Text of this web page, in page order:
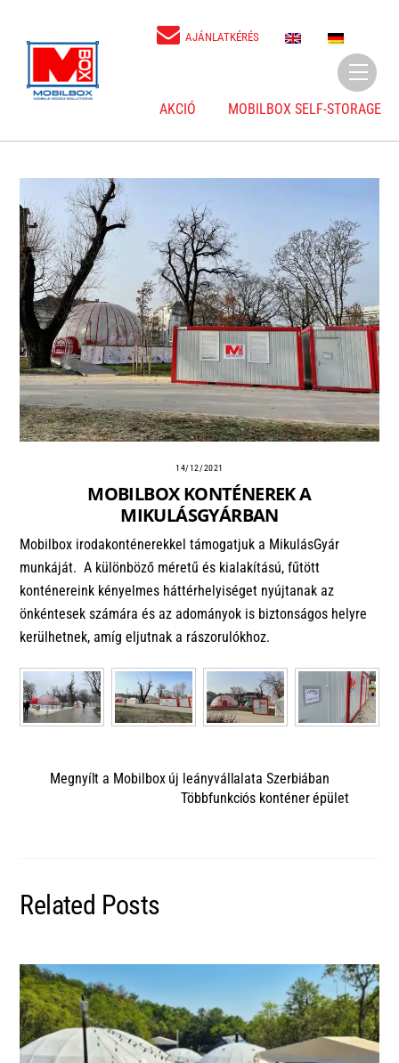
AJÁNLATKÉRÉS
E
D
Menu
AKCIÓ MOBILBOX SELF-STORAGE
14/12/2021
MOBILBOX KONTÉNEREK A
MIKULÁSGYÁRBAN
Mobilbox irodakonténerekkel támogatjuk a MikulásGyár
munkáját. A különböző méretű és kialakítású, fűtött
konténereink kényelmes háttérhelyiséget nyújtanak az
önkéntesek számára és az adományok is biztonságos helyre
kerülhetnek, amíg eljutnak a rászorulókhoz.
Megnyílt a Mobilbox új leányvállalata Szerbiában
Többfunkciós konténer épület
Related Posts